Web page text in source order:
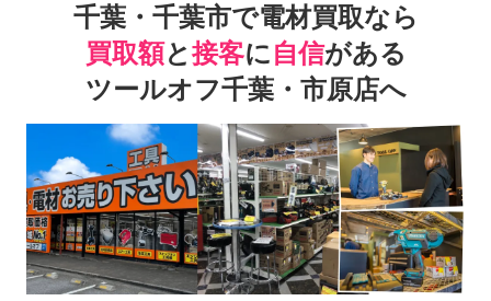
千葉・千葉市で電材買取なら
買取額と接客に自信がある
ツールオフ千葉・市原店へ